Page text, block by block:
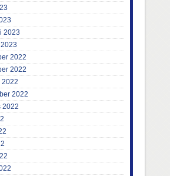
2023
2022
2022
2022
2022
2022